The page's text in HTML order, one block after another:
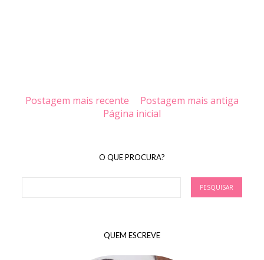
Postagem mais recente
Postagem mais antiga
Página inicial
O QUE PROCURA?
QUEM ESCREVE